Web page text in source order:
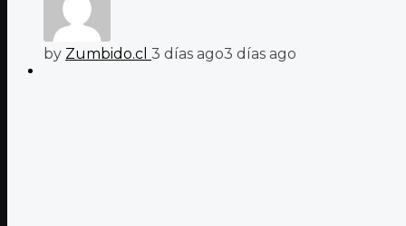
by Zumbido.cl 3 días ago3 días ago